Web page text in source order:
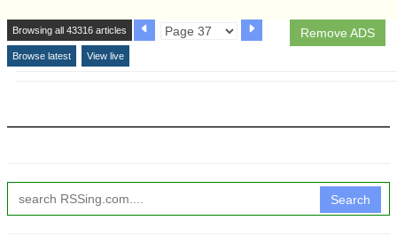
Remove ADS
Browsing all 43316 articles
Browse latest View live
Search